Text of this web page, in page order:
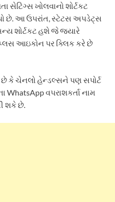
સેટિંગ્સ ખોલવાનો શોર્ટકટ
છે. આ ઉપરાંત, સ્ટેટસ અપડેટ્સ
શોર્ટકટ હશે જે જ્યારે
પ્લસ આઇકોન પર ક્લિક કરે છે
કે ચેનલો હેન્ડલ્સને પણ સપોર્ટ
WhatsApp વપરાશકર્તા નામ
શકે છે.